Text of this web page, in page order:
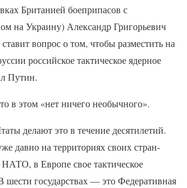
Британией боеприпасов с
на Украину) Александр Григорьевич
вопрос о том, чтобы разместить на
российское тактическое ядерное
Путин.
в этом «нет ничего необычного».
делают это в течение десятилетий.
давно на территориях своих стран-
в Европе свое тактическое
шести государствах — это Федеративная